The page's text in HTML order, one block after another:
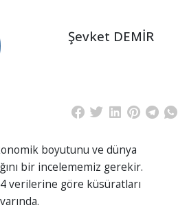
Şevket DEMİR
boyutunu ve dünya
bir incelememiz gerekir.
verilerine göre küsüratları